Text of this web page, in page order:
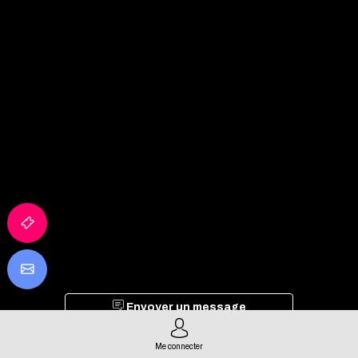
Envoyer un message
Partager mes informations
Me connecter